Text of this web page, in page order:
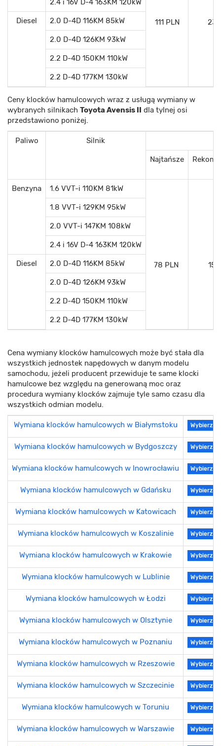
111 PLN
2.4 i 16V D-4 163KM 120kW
Diesel 2.0 D-4D 116KM 85kW
2.0 D-4D 126KM 93kW
2.2 D-4D 150KM 110kW
2.2 D-4D 177KM 130kW
Ceny klocków hamulcowych wraz z usługą wymiany w
wybranych silnikach Toyota Avensis II dla tylnej osi
przedstawiono poniżej.
Paliwo Silnik
Najtańsze
Benzyna 1.6 VVT-i 110KM 81kW
78 PLN
1.8 VVT-i 129KM 95kW
2.0 VVT-i 147KM 108kW
2.4 i 16V D-4 163KM 120kW
Diesel 2.0 D-4D 116KM 85kW
2.0 D-4D 126KM 93kW
2.2 D-4D 150KM 110kW
2.2 D-4D 177KM 130kW
Cena wymiany klocków hamulcowych może być stała dla
wszystkich jednostek napędowych w danym modelu
samochodu, jeżeli producent przewiduje te same klocki
hamulcowe bez względu na generowaną moc oraz
procedura wymiany klocków zajmuje tyle samo czasu dla
wszystkich odmian modelu.
Wymiana klocków hamulcowych w Białymstoku Wybierz
Wymiana klocków hamulcowych w Bydgoszczy Wybierz
Wymiana klocków hamulcowych w Inowrocławiu Wybierz
Wymiana klocków hamulcowych w Gdańsku Wybierz
Wymiana klocków hamulcowych w Katowicach Wybierz
Wymiana klocków hamulcowych w Koszalinie Wybierz
Wymiana klocków hamulcowych w Krakowie Wybierz
Wymiana klocków hamulcowych w Lublinie Wybierz
Wymiana klocków hamulcowych w Łodzi Wybierz
Wymiana klocków hamulcowych w Olsztynie Wybierz
Wymiana klocków hamulcowych w Poznaniu Wybierz
Wymiana klocków hamulcowych w Rzeszowie Wybierz
Wymiana klocków hamulcowych w Szczecinie Wybierz
Wymiana klocków hamulcowych w Toruniu Wybierz
Wymiana klocków hamulcowych w Warszawie Wybierz